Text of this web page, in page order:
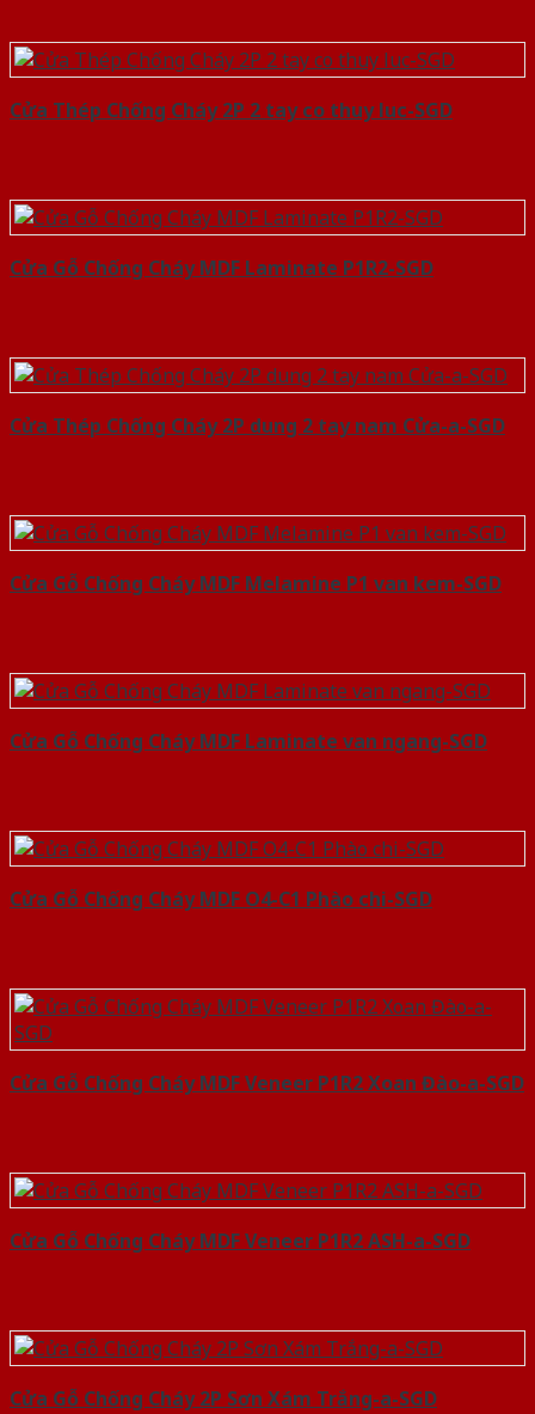
Cửa Thép Chống Cháy 2P 2 tay co thuy luc-SGD
Cửa Gỗ Chống Cháy MDF Laminate P1R2-SGD
Cửa Thép Chống Cháy 2P dung 2 tay nam Cửa-a-SGD
Cửa Gỗ Chống Cháy MDF Melamine P1 van kem-SGD
Cửa Gỗ Chống Cháy MDF Laminate van ngang-SGD
Cửa Gỗ Chống Cháy MDF O4-C1 Phào chi-SGD
Cửa Gỗ Chống Cháy MDF Veneer P1R2 Xoan Đào-a-SGD
Cửa Gỗ Chống Cháy MDF Veneer P1R2 ASH-a-SGD
Cửa Gỗ Chống Cháy 2P Sơn Xám Trắng-a-SGD